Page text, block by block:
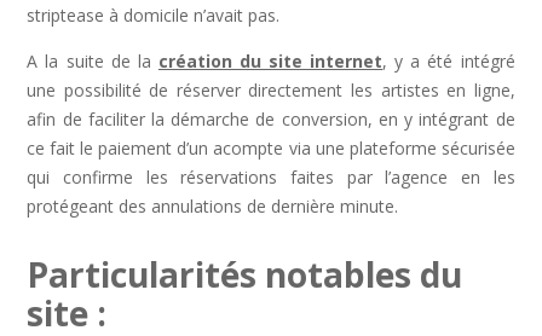
striptease à domicile n’avait pas.
A la suite de la création du site internet, y a été intégré
une possibilité de réserver directement les artistes en ligne,
afin de faciliter la démarche de conversion, en y intégrant de
ce fait le paiement d’un acompte via une plateforme sécurisée
qui confirme les réservations faites par l’agence en les
protégeant des annulations de dernière minute.
Particularités notables du
site :